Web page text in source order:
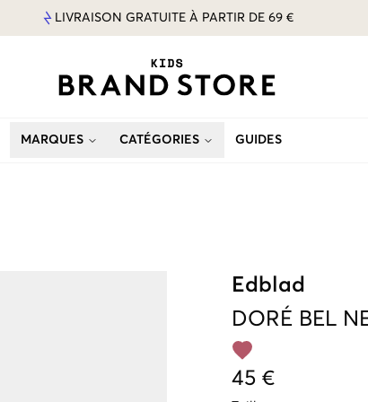
LIVRAISON GRATUITE À PARTIR DE 69 €
MARQUES CATÉGORIES GUIDES
Edblad
DORÉ BEL
45 €